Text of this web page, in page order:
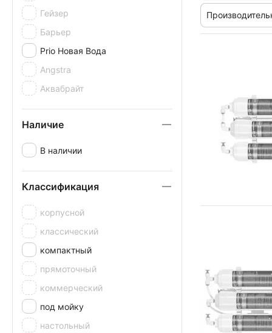
Гейзер
Барьер
Prio Новая Вода
Angstra
Аквабрайт
Наличие
В наличии
Классификация
корпусной
классический
компактный
прямоточный
коммерческий
под мойку
настольный